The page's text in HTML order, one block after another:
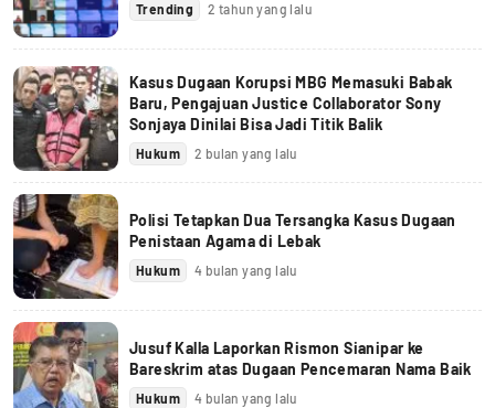
Trending 2 tahun yang lalu
Kasus Dugaan Korupsi MBG Memasuki Babak
Baru, Pengajuan Justice Collaborator Sony
Sonjaya Dinilai Bisa Jadi Titik Balik
Hukum 2 bulan yang lalu
Polisi Tetapkan Dua Tersangka Kasus Dugaan
Penistaan Agama di Lebak
Hukum 4 bulan yang lalu
Jusuf Kalla Laporkan Rismon Sianipar ke
Bareskrim atas Dugaan Pencemaran Nama Baik
Hukum 4 bulan yang lalu